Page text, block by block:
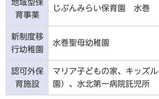
地域型保
育事業
じぶんみらい保育園 水巻
新制度移
行幼稚園
水巻聖母幼稚園
認可外保
育施設
マリア子どもの家、キッズ
園）、水北第一病院託児所